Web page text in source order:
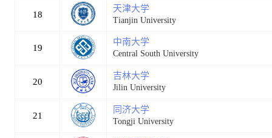
18
天津大学
Tianjin University
19
中南大学
Central South University
20
吉林大学
Jilin University
21
同济大学
Tongji University